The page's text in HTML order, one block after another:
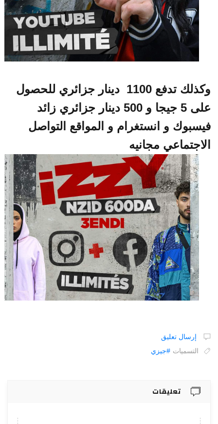
وكذلك تدفع 1100 دينار جزائري للحصول
على 5 جيجا و 500 دينار جزائري زائد
و انستغرام و المواقع التواصل
مجانيه
إرسال تعليق
التسميات #جيزي
تعليقات